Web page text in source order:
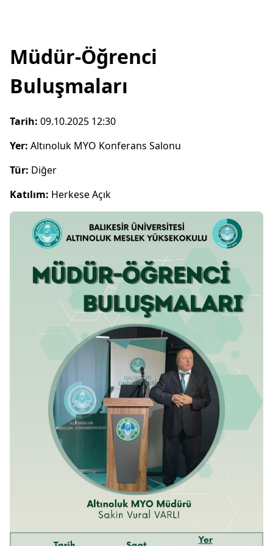
Müdür-Öğrenci
Buluşmaları
Tarih: 09.10.2025 12:30
Yer: Altınoluk MYO Konferans Salonu
Tür: Diğer
Katılım: Herkese Açık